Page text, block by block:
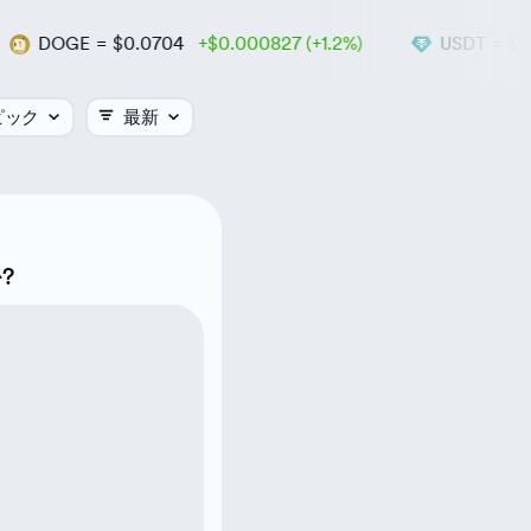
DOGE = $0.0704 +$0.000827 (+1.2%) USDT =
ク 最新